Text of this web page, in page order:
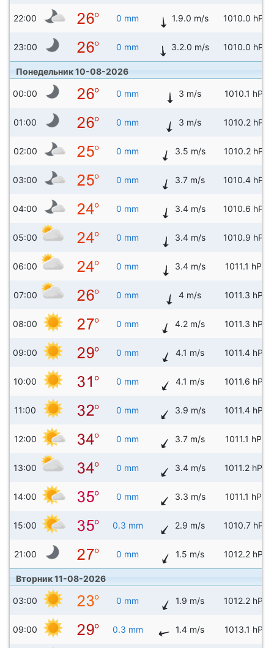
22:00 0 mm 1.9.0 m/s 1010.0 hPa
23:00 0 mm 3.2.0 m/s 1010.0 hPa
Понедельник 10-08-2026
00:00 0 mm 3 m/s 1010.1 hPa
01:00 0 mm 3 m/s 1010.2 hPa
02:00 0 mm 3.5 m/s 1010.2 hPa
03:00 0 mm 3.7 m/s 1010.4 hPa
04:00 0 mm 3.4 m/s 1010.6 hPa
05:00 0 mm 3.4 m/s 1010.9 hPa
06:00 0 mm 3.4 m/s 1011.1 hPa
07:00 0 mm 4 m/s 1011.3 hPa
08:00 0 mm 4.2 m/s 1011.3 hPa
09:00 0 mm 4.1 m/s 1011.4 hPa
10:00 0 mm 4.1 m/s 1011.6 hPa
11:00 0 mm 3.9 m/s 1011.4 hPa
12:00 0 mm 3.7 m/s 1011.1 hPa
13:00 0 mm 3.4 m/s 1011.2 hPa
14:00 0 mm 3.3 m/s 1011.1 hPa
15:00 0.3 mm 2.9 m/s 1010.7 hPa
21:00 0 mm 1.5 m/s 1012.2 hPa
Вторник 11-08-2026
03:00 0 mm 1.9 m/s 1012.2 hPa
09:00 0.3 mm 1.4 m/s 1013.1 hPa